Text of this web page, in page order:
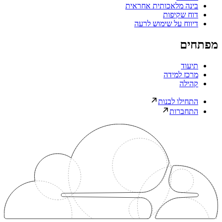
בינה מלאכותית אחראית
דוח שקיפות
דיווח על שימוש לרעה
מפתחים
תיעוד
מרכז למידה
קהילה
התחילו לבנות
התחברות